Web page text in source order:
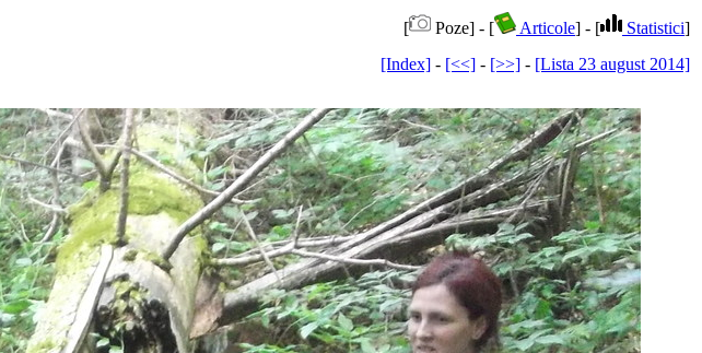
[ Poze] - [ Articole] - [ Statistici]
[Index] - [<<] - [>>] - [Lista 23 august 2014]